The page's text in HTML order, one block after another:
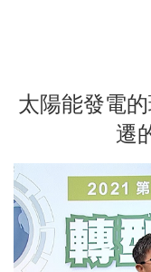
太陽能發電
遷